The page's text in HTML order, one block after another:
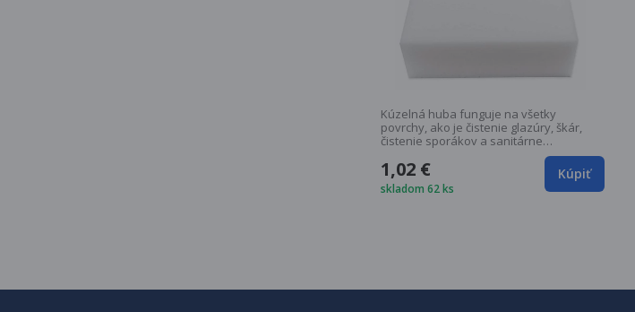
Kúzelná huba funguje na všetky
povrchy, ako je čistenie glazúry, škár,
čistenie sporákov a sanitárne
1,02 €
skladom 62 ks
Kúpiť